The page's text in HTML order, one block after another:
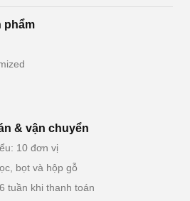
phẩm
& vận chuyển
10 đơn vị
bọt và hộp gỗ
tuần khi thanh toán